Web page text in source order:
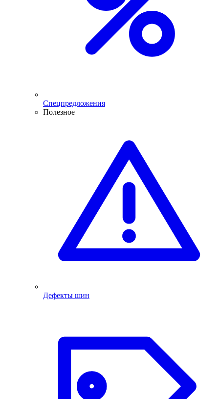
Спецпредложения
Полезное
Дефекты шин